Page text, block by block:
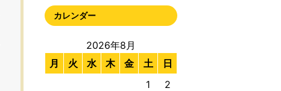
カレンダー
2026年8月
月
火 水 木 金 土 日
1
2